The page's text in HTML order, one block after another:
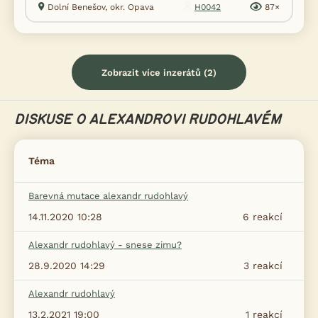
Dolní Benešov, okr. Opava
H0042 87×
Zobrazit více inzerátů (2)
DISKUSE O ALEXANDROVI RUDOHLAVÉM
Téma
Barevná mutace alexandr rudohlavý
6 reakcí
14.11.2020 10:28
Alexandr rudohlavý - snese zimu?
3 reakcí
28.9.2020 14:29
Alexandr rudohlavý
1 reakcí
13.2.2021 19:00